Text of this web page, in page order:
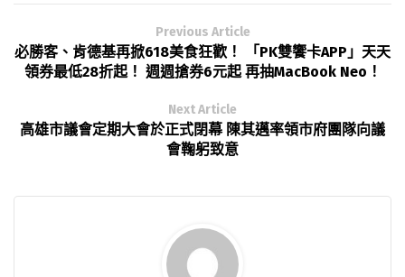
Previous Article
必勝客、肯德基再掀618美食狂歡！ 「PK雙饗卡APP」天天
領券最低28折起！ 週週搶券6元起 再抽MacBook Neo！
Next Article
高雄市議會定期大會於正式閉幕 陳其邁率領市府團隊向議
會鞠躬致意